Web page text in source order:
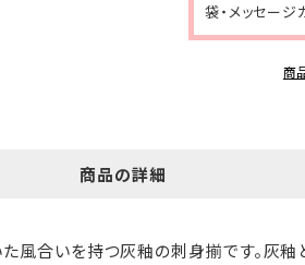
袋・メッセージ
商
商品の詳細
風合いを持つ灰釉の刺身揃です。灰